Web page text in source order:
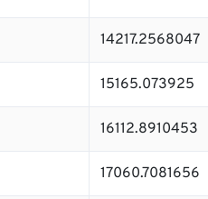
14217.2568047
15165.073925
16112.8910453
17060.7081656